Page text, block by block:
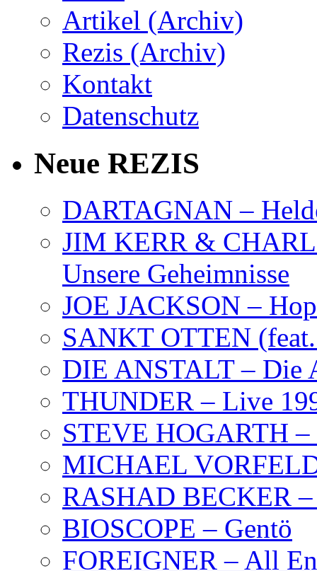
Artikel (Archiv)
Rezis (Archiv)
Kontakt
Datenschutz
Neue REZIS
DARTAGNAN –
JIM KERR &
Unsere Geheimnisse
JOE JACKSON –
SANKT OTTEN
DIE ANSTALT – Die
THUNDER – Live
STEVE HOGARTH –
MICHAEL
RASHAD BECKER
BIOSCOPE – Gentö
FOREIGNER – All